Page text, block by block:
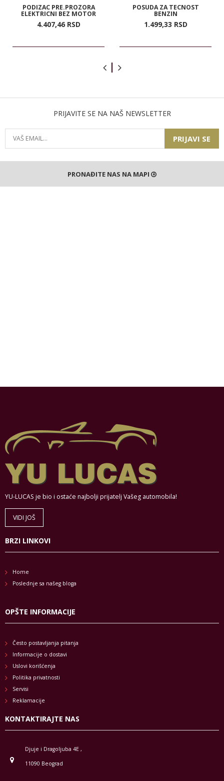
PODIZAC PRE.PROZORA
ELEKTRICNI BEZ MOTOR
4.407,46 RSD
POSUDA ZA TECNOST
BENZIN
1.499,33 RSD
PRIJAVITE SE NA NAŠ NEWSLETTER
PRIJAVI SE
PRONAĐITE NAS NA MAPI
YU-LUCAS je bio i ostaće najbolji prijatelj Vašeg automobila!
VIDI JOŠ
BRZI LINKOVI
Home
Poslednje sa našeg bloga
OPŠTE INFORMACIJE
Često postavljanja pitanja
Informacije o dostavi
Uslovi korišćenja
Politika privatnosti
Servisi
Reklamacije
KONTAKTIRAJTE NAS
Djuje i Dragoljuba 4E ,
11090 Beograd